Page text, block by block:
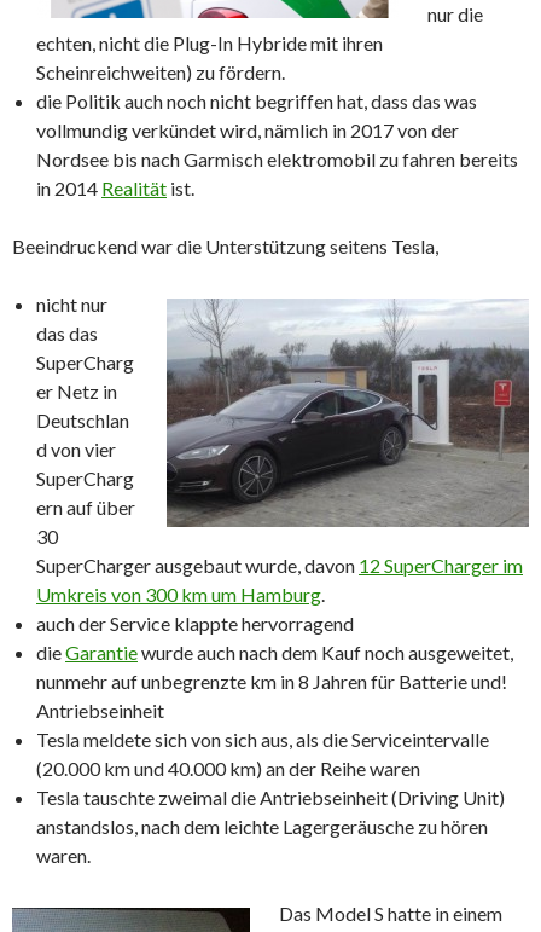
nur die
echten, nicht die Plug-In Hybride mit ihren
Scheinreichweiten) zu fördern.
die Politik auch noch nicht begriffen hat, dass das was
vollmundig verkündet wird, nämlich in 2017 von der
Nordsee bis nach Garmisch elektromobil zu fahren bereits
in 2014 Realität ist.
Beeindruckend war die Unterstützung seitens Tesla,
nicht nur
das das
SuperCharg
er Netz in
Deutschlan
d von vier
SuperCharg
ern auf über
30
SuperCharger ausgebaut wurde, davon 12 SuperCharger im
Umkreis von 300 km um Hamburg.
auch der Service klappte hervorragend
dieGarantiewurde auch nach dem Kauf noch ausgeweitet,
nunmehr auf unbegrenzte km in 8 Jahren für Batterie und!
Antriebseinheit
Tesla meldete sich von sich aus, als die Serviceintervalle
(20.000 km und 40.000 km) an der Reihe waren
Tesla tauschte zweimal die Antriebseinheit (Driving Unit)
anstandslos, nach dem leichte Lagergeräusche zu hören
waren.
Das Model S hatte in einem